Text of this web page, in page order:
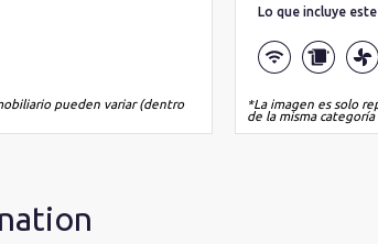
pueden variar (dentro
Lo que incluye
*La imagen es solo
de la misma